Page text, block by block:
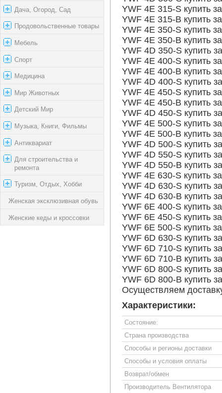
Дача, Огород, Сад
Продовольственные товары
Мебель
Спорт
Медицина
Мир Животных
Детский Мир
Музыка, Книги, Фильмы
Антиквариат
Для строительства и
ремонта
Туризм, Отдых, Хобби
Женская эксклюзивная обувь
Женские кеды и кроссовки
YWF 4E 315-S купить
YWF 4E 315-B купить
YWF 4E 350-S купить
YWF 4E 350-B купить
YWF 4D 350-S купить
YWF 4E 400-S купить
YWF 4E 400-B купить
YWF 4D 400-S купить
YWF 4E 450-S купить
YWF 4E 450-B купить
YWF 4D 450-S купить
YWF 4E 500-S купить
YWF 4E 500-B купить
YWF 4D 500-S купить
YWF 4D 550-S купить
YWF 4D 550-B купить
YWF 4E 630-S купить
YWF 4D 630-S купить
YWF 4D 630-B купить
YWF 6E 400-S купить
YWF 6E 450-S купить
YWF 6E 500-S купить
YWF 6D 630-S купить
YWF 6D 710-S купить
YWF 6D 710-B купить
YWF 6D 800-S купить
YWF 6D 800-B купить
Осуществляем
Характеристики:
Состояние:
Страна производства
Способы и регионы доставки
Способы и условия оплаты
Возврат/обмен
Производитель Вентилятора